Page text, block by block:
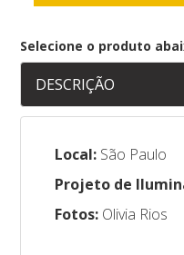
Selecione o produto
Local: São Paulo
Projeto de
Fotos: Olivia Rios